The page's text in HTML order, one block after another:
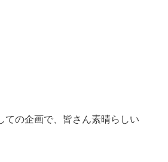
ての企画で、皆さん素晴らしい